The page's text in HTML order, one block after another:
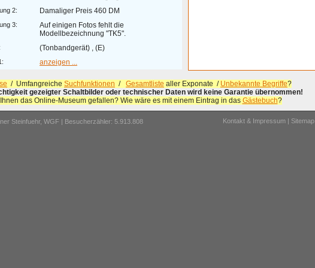
2: Damaliger Preis 460 DM
3:
Auf einigen Fotos fehlt die
Modellbezeichnung "TK5".
(Tonbandgerät) , (E)
anzeigen ...
/ Umfangreiche Suchfunktionen / Gesamtliste aller Exponate / Unbekannte Begriffe?
gezeigter Schaltbilder oder technischer Daten wird keine Garantie übernommen!
das Online-Museum gefallen? Wie wäre es mit einem Eintrag in das Gästebuch?
Steinfuehr, WGF | Besucherzähler: 5.913.808 Kontakt & Impressum | Sitemap